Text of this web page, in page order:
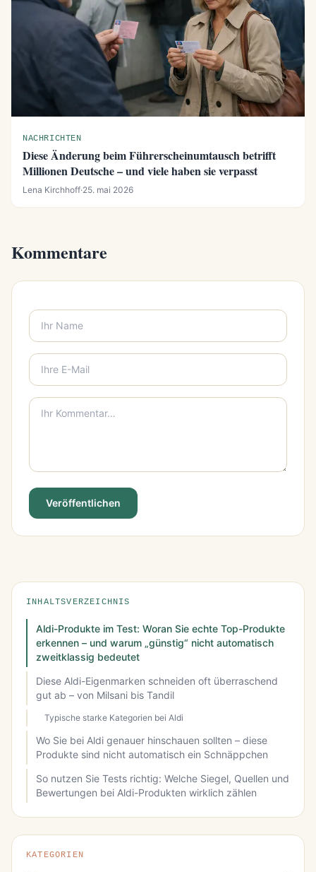
NACHRICHTEN
Diese Änderung beim Führerscheinumtausch betrifft
Millionen Deutsche – und viele haben sie verpasst
Lena Kirchhoff·25. mai 2026
Kommentare
Veröffentlichen
INHALTSVERZEICHNIS
Aldi-Produkte im Test: Woran Sie echte Top-Produkte
erkennen – und warum „günstig“ nicht automatisch
zweitklassig bedeutet
Diese Aldi-Eigenmarken schneiden oft überraschend
gut ab – von Milsani bis Tandil
Typische starke Kategorien bei Aldi
Wo Sie bei Aldi genauer hinschauen sollten – diese
Produkte sind nicht automatisch ein Schnäppchen
So nutzen Sie Tests richtig: Welche Siegel, Quellen und
Bewertungen bei Aldi-Produkten wirklich zählen
KATEGORIEN